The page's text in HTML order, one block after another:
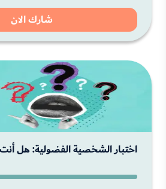
شارك الان
اختبار الشخصية الفضولية: